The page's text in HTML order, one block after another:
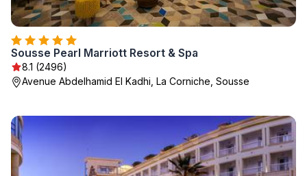
Sousse Pearl Marriott Resort & Spa
8.1 (2496)
Avenue Abdelhamid El Kadhi, La Corniche, Sousse